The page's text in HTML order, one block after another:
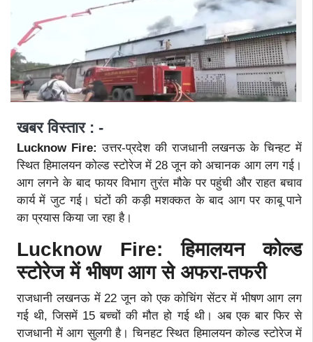
खबर विस्तार : -
Lucknow Fire:उत्तर-प्रदेश की राजधानी लखनऊ के चिन्हट में
स्थित हिमालयन कोल्ड स्टोरेज में 28 जून को अचानक आग लग गई।
आग लगने के बाद फायर विभाग तुरंत मौके पर पहुंची और राहत बचाव
कार्य में जुट गई। घंटों की कड़ी मशक्कत के बाद आग पर काबू पाने
का प्रयास किया जा रहा है।
Lucknow Fire: हिमालयन कोल्ड
स्टोरेज में भीषण आग से अफरा-तफरी
राजधानी लखनऊ में 22 जून को एक कोचिंग सेंटर में भीषण आग लग
गई थी, जिसमें 15 बच्चों की मौत हो गई थी। अब एक बार फिर से
राजधानी में आग सुलगी है। चिनहट स्थित हिमालयन कोल्ड स्टोरेज में